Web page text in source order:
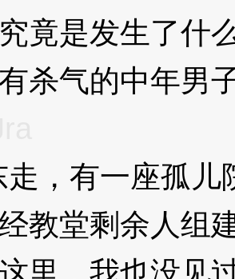
是发生了什么
有杀气的中年男
有一座孤儿
教堂剩余人组